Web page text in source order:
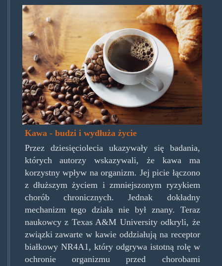
kawa-
na-
zdrowie_dla-
seniora-
scaled.jpg
Kawa - budzi i wydłuża życie
Przez dziesięciolecia ukazywały się badania,
których autorzy wskazywali, że kawa ma
korzystny wpływ na organizm. Jej picie łączono
z dłuższym życiem i zmniejszonym ryzykiem
chorób chronicznych. Jednak dokładny
mechanizm tego działa nie był znany. Teraz
naukowcy z Texas A&M University odkryli, że
związki zawarte w kawie oddziałują na receptor
białkowy NR4A1, który odgrywa istotną rolę w
ochronie organizmu przed chorobami